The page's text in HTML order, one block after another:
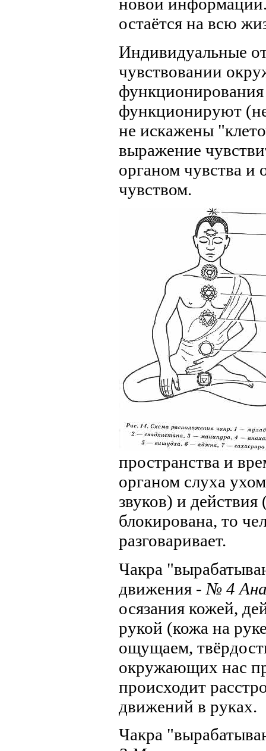
остаётся на всю
Индивидуальные
чувствовании
функционирования
функционируют
не искажены
выражение
органом чувства и
чувством.
пространства и
органом слуха
звуков) и действия
блокирована, то
разговаривает.
Чакра
движения - № 4
осязания кожей,
рукой (кожа на
ощущаем,
окружающих нас
происходит
движений в руках.
Чакра